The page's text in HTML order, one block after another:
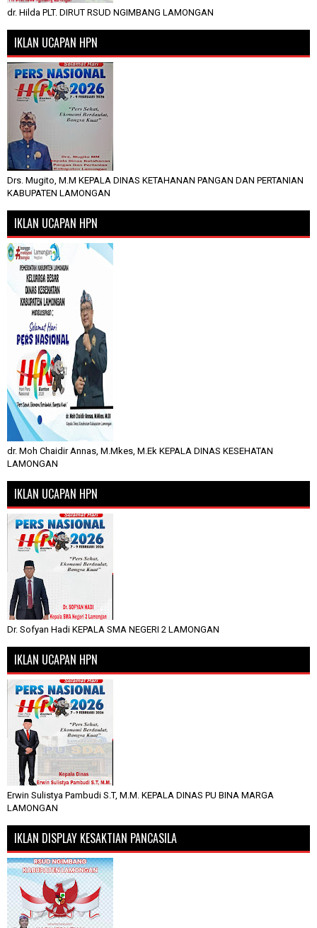
dr. Hilda PLT. DIRUT RSUD NGIMBANG LAMONGAN
IKLAN UCAPAN HPN
Drs. Mugito, M.M KEPALA DINAS KETAHANAN PANGAN DAN PERTANIAN
KABUPATEN LAMONGAN
IKLAN UCAPAN HPN
dr. Moh Chaidir Annas, M.Mkes, M.Ek KEPALA DINAS KESEHATAN
LAMONGAN
IKLAN UCAPAN HPN
Dr. Sofyan Hadi KEPALA SMA NEGERI 2 LAMONGAN
IKLAN UCAPAN HPN
Erwin Sulistya Pambudi S.T, M.M. KEPALA DINAS PU BINA MARGA
LAMONGAN
IKLAN DISPLAY KESAKTIAN PANCASILA